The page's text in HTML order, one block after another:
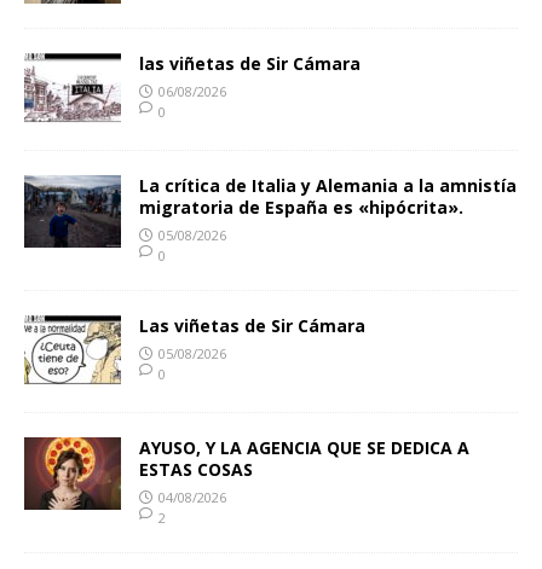
las viñetas de Sir Cámara
06/08/2026
0
La crítica de Italia y Alemania a la amnistía
migratoria de España es «hipócrita».
05/08/2026
0
Las viñetas de Sir Cámara
05/08/2026
0
AYUSO, Y LA AGENCIA QUE SE DEDICA A
ESTAS COSAS
04/08/2026
2